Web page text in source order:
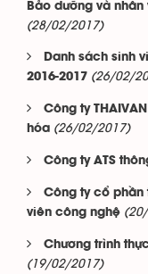
Bảo dưỡng và
(28/02/2017)
Danh sách sinh
2016-2017 (26/02/
Công ty
hóa (26/02/2017)
Công ty ATS
Công ty cổ phần
viên công nghệ
Chương trình
(19/02/2017)